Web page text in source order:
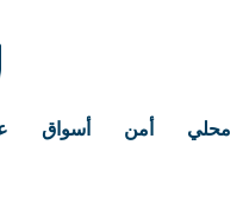
محلي أمن أسواق